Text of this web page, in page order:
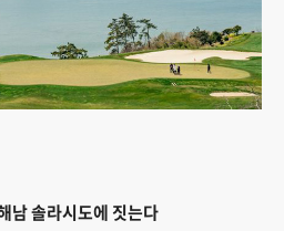
남 솔라시도에 짓는다